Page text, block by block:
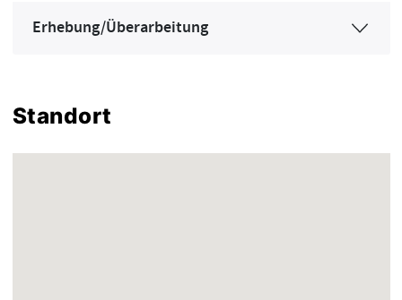
Erhebung/Überarbeitung
Standort